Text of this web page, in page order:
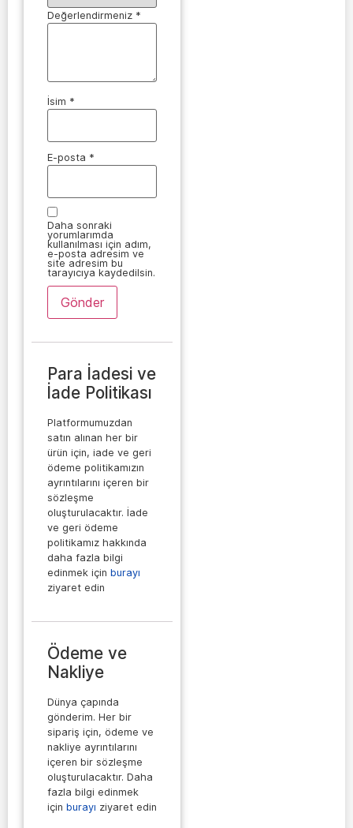
Değerlendirmeniz *
İsim *
E-posta *
Daha sonraki
yorumlarımda
kullanılması için adım,
e-posta adresim ve
site adresim bu
tarayıcıya kaydedilsin.
Para İadesi ve
İade Politikası
Platformumuzdan
satın alınan her bir
ürün için, iade ve geri
ödeme politikamızın
ayrıntılarını içeren bir
sözleşme
oluşturulacaktır. İade
ve geri ödeme
politikamız hakkında
daha fazla bilgi
edinmek için burayı
ziyaret edin
Ödeme ve
Nakliye
Dünya çapında
gönderim. Her bir
sipariş için, ödeme ve
nakliye ayrıntılarını
içeren bir sözleşme
oluşturulacaktır. Daha
fazla bilgi edinmek
için burayı ziyaret edin